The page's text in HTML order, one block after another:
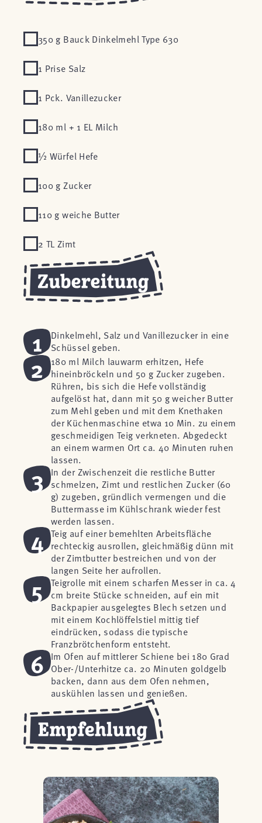
350 g Bauck Dinkelmehl Type 630
1 Prise Salz
1 Pck. Vanillezucker
180 ml + 1 EL Milch
½ Würfel Hefe
100 g Zucker
110 g weiche Butter
2 TL Zimt
1
Dinkelmehl, Salz und Vanillezucker in eine
Schüssel geben.
2
180 ml Milch lauwarm erhitzen, Hefe
hineinbröckeln und 50 g Zucker zugeben.
Rühren, bis sich die Hefe vollständig
aufgelöst hat, dann mit 50 g weicher Butter
zum Mehl geben und mit dem Knethaken
der Küchenmaschine etwa 10 Min. zu einem
geschmeidigen Teig verkneten. Abgedeckt
an einem warmen Ort ca. 40 Minuten ruhen
lassen.
3
In der Zwischenzeit die restliche Butter
schmelzen, Zimt und restlichen Zucker (60
g) zugeben, gründlich vermengen und die
Buttermasse im Kühlschrank wieder fest
werden lassen.
4 Teig auf einer bemehlten Arbeitsfläche
rechteckig ausrollen, gleichmäßig dünn mit
der Zimtbutter bestreichen und von der
langen Seite her aufrollen.
5
Teigrolle mit einem scharfen Messer in ca. 4
cm breite Stücke schneiden, auf ein mit
Backpapier ausgelegtes Blech setzen und
mit einem Kochlöffelstiel mittig tief
eindrücken, sodass die typische
Franzbrötchenform entsteht.
6
Im Ofen auf mittlerer Schiene bei 180 Grad
Ober-/Unterhitze ca. 20 Minuten goldgelb
backen, dann aus dem Ofen nehmen,
auskühlen lassen und genießen.